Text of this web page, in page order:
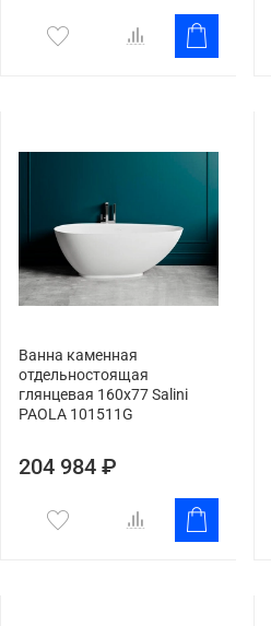
Ванна каменная
отдельностоящая
глянцевая 160х77 Salini
PAOLA 101511G
204 984 ₽